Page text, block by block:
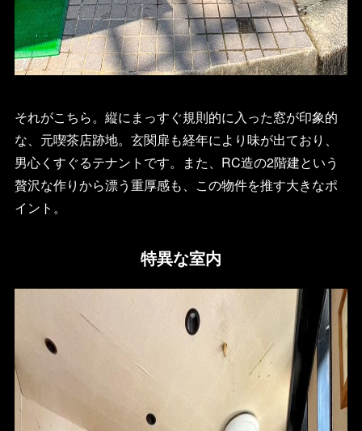
それがこちら。縦にまっすぐ規則的に入った窓が印象的
な、元喫茶店跡地。玄関扉も経年により味が出ており、
男心くすぐるテナントです。また、RC造の2階建という
贅沢な作りから漂う重厚感も、この物件を推す大きなポ
イント。
特異な室内